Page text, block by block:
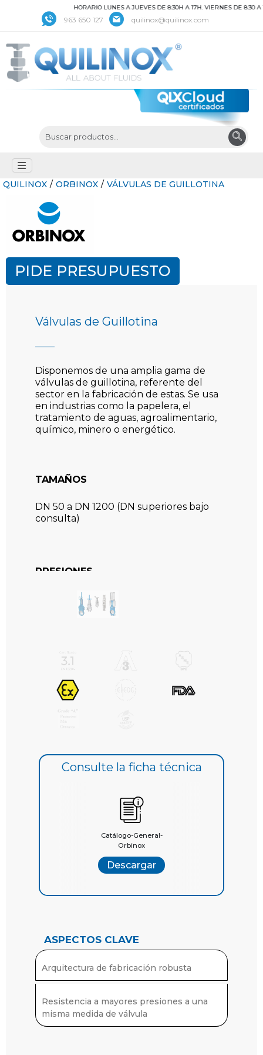
HORARIO LUNES A JUEVES DE 8:30H A 17H. VIERNES DE 8:30 A
963 650 127 quilinox@quilinox.com
QUILINOX / ORBINOX / VÁLVULAS DE GUILLOTINA
PIDE PRESUPUESTO
Válvulas de Guillotina
Disponemos de una amplia gama de
válvulas de guillotina, referente del
sector en la fabricación de estas. Se usa
en industrias como la papelera, el
tratamiento de aguas, agroalimentario,
químico, minero o energético.
TAMAÑOS
DN 50 a DN 1200 (DN superiores bajo
consulta)
PRESIONES
DN 50 a DN 250: 10 bar
DN 300 a DN 400: 6 bar
BRIDAS ESTÁNDAR
Consulte la ficha técnica
Catálogo-General-
Orbinox
Descargar
ASPECTOS CLAVE
Arquitectura de fabricación robusta
Resistencia a mayores presiones a una
misma medida de válvula